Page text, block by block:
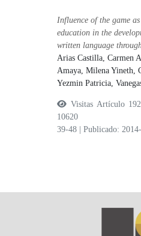
Influence of the game
education in the
written language
Arias Castilla, Carmen
Amaya, Milena Yineth,
Yezmin Patricia,
Visitas Artículo
10620
39-48
|Publicado: